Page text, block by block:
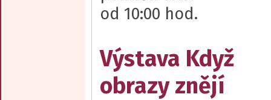
od 10:00 hod.
Výstava Když
obrazy znějí